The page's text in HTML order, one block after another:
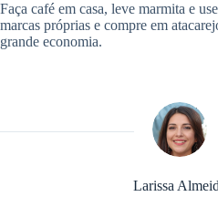
Faça café em casa, leve marmita e
marcas próprias e compre em
grande economia.
Larissa